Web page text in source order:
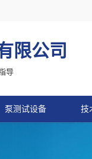
限公司
导
泵测试设备 技